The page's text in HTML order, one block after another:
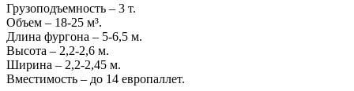
Грузоподъемность – 3 т.
Объем – 18-25 м³.
Длина фургона – 5-6,5 м.
Высота – 2,2-2,6 м.
Ширина – 2,2-2,45 м.
Вместимость – до 14 европаллет.